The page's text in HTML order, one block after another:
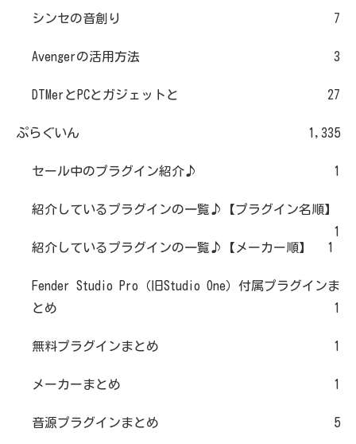
シンセの音創り 7
Avengerの活用方法 3
DTMerとPCとガジェットと 27
ぷらぐいん 1,335
セール中のプラグイン紹介♪ 1
紹介しているプラグインの一覧♪【プラグイン名順】
1
紹介しているプラグインの一覧♪【メーカー順】
1
Fender Studio Pro（旧Studio One）付属プラグインま
とめ
1
無料プラグインまとめ 1
メーカーまとめ 1
音源プラグインまとめ 5